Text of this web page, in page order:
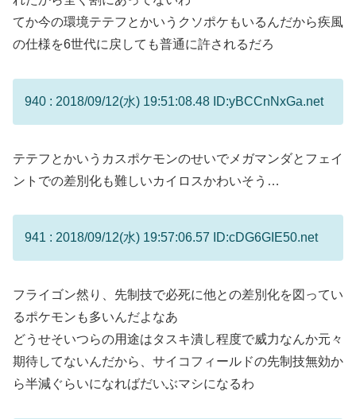
てか今の環境テテフとかいうクソポケもいるんだから疾風
の仕様を6世代に戻しても普通に許されるだろ
940 : 2018/09/12(水) 19:51:08.48 ID:yBCCnNxGa.net
テテフとかいうカスポケモンのせいでメガマンダとフェイ
ントでの差別化も難しいカイロスかわいそう…
941 : 2018/09/12(水) 19:57:06.57 ID:cDG6GIE50.net
フライゴン然り、先制技で必死に他との差別化を図ってい
るポケモンも多いんだよなあ
どうせそいつらの用途はタスキ潰し程度で威力なんか元々
期待してないんだから、サイコフィールドの先制技無効か
ら半減ぐらいになればだいぶマシになるわ